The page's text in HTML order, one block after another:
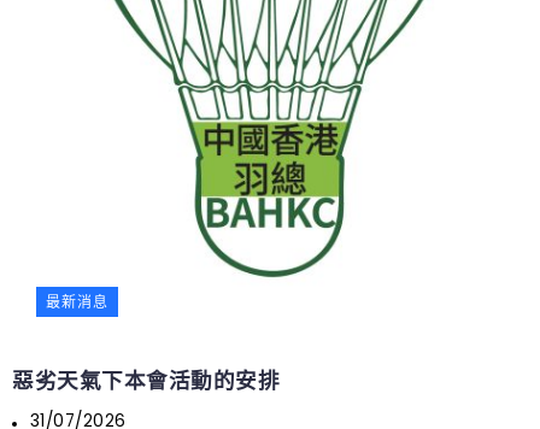
最新消息
惡劣天氣下本會活動的安排
31/07/2026